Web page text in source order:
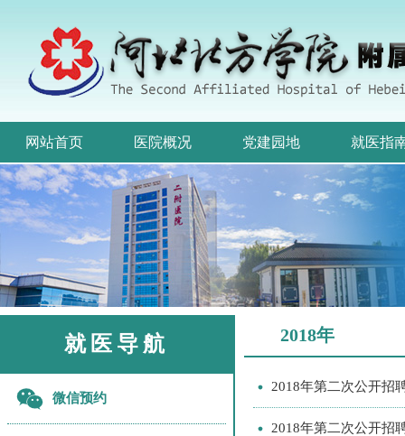
网站首页 医院概况 党建园地 就医指
就医导航
微信预约
2018年
2018年第二次公开招
2018年第二次公开招